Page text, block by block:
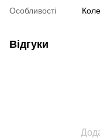
Особливості
Відгуки